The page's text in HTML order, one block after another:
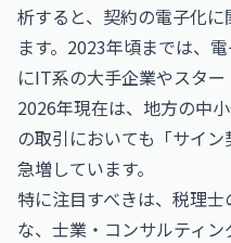
析すると、契約の電子化
ます。2023年頃までは、
にIT系の大手企業やスター
2026年現在は、地方の中
の取引においても「サイ
急増しています。
特に注目すべきは、 税理士
な、士業・コンサルティ